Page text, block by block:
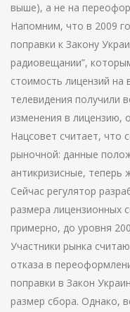
выше), а не на
Напомним, что в 2009
поправки к Закону
радиовещании”,
стоимость лицензий
телевидения получили
изменения в лицензию,
Нацсовет считает, что
рыночной: данные
антикризисные, теперь
Сейчас регулятор
размера лицензионных
примерно, до уровня
Участники рынка
отказа в
поправки в Закон
размер сбора. Однако,